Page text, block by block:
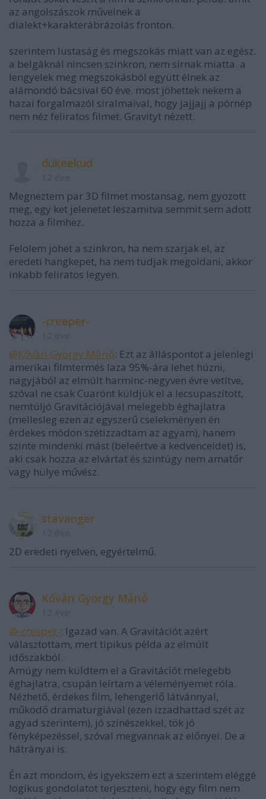
az angolszászok művelnek a
dialekt+karakterábrázolás fronton.
szerintem lustaság és megszokás miatt van az egész.
a belgáknál nincsen szinkron, nem sírnak miatta. a
lengyelek meg megszokásból együtt élnek az
alámondó bácsival 60 éve. most jöhettek nekem a
hazai forgalmazól siralmaival, hogy jajjajj a pórnép
nem néz feliratos filmet. Gravityt nézett.
dukeekud
Megneztem par 3D filmet mostansag, nem gyozott
meg, egy ket jelenetet leszamitva semmit sem adott
hozza a filmhez.
Felolem johet a szinkron, ha nem szarjak el, az
eredeti hangkepet, ha nem tudjak megoldani, akkor
inkabb feliratos legyen.
-creeper-
@Kővári György Márió: Ezt az álláspontot a jelenlegi
amerikai filmtermés laza 95%-ára lehet húzni,
nagyjából az elmúlt harminc-negyven évre vetítve,
szóval ne csak Cuarónt küldjük el a lecsupaszított,
nemtúljó Gravitációjával melegebb éghajlatra
(mellesleg ezen az egyszerű cselekményen én
érdekes módon szétizzadtam az agyam), hanem
szinte mindenki mást (beleértve a kedvenceidet) is,
aki csak hozza az elvártat és szintúgy nem amatőr
vagy hülye művész.
stavanger
2D eredeti nyelven, egyértelmű.
Kővári György Márió
@-creeper-: Igazad van. A Gravitációt azért
választottam, mert tipikus példa az elmúlt
időszakból.
Amúgy nem küldtem el a Gravitációt melegebb
éghajlatra, csupán leírtam a véleményemet róla.
Nézhető, érdekes film, lehengerlő látvánnyal,
működő dramaturgiával (ezen izzadhattad szét az
agyad szerintem), jó színészekkel, tök jó
fényképezéssel, szóval megvannak az előnyei. De a
hátrányai is.
Én azt mondom, és igyekszem ezt a szerintem eléggé
logikus gondolatot terjeszteni, hogy egy film nem